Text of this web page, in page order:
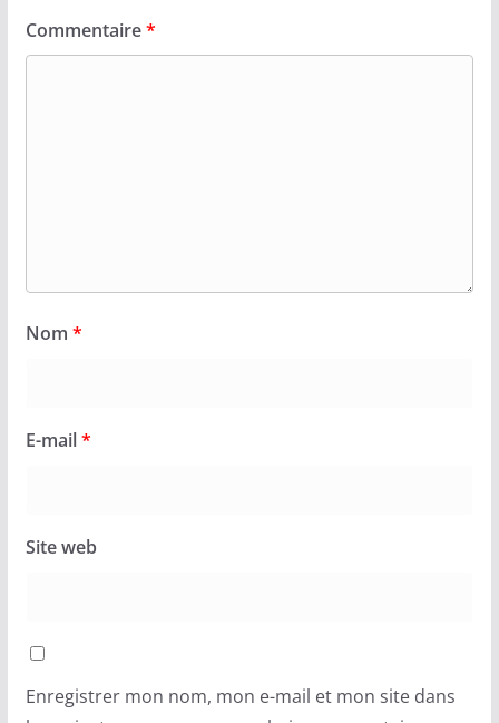
Commentaire*
Nom *
E-mail*
Site web
Enregistrer mon nom, mon e-mail et mon site dans